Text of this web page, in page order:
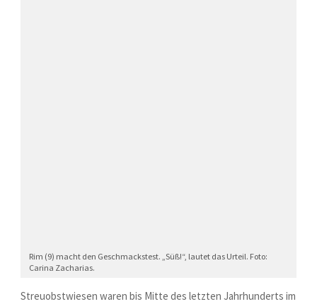
Rim (9) macht den Geschmackstest. „Süß!“, lautet das Urteil. Foto:
Carina Zacharias.
Streuobstwiesen waren bis Mitte des letzten Jahrhunderts im